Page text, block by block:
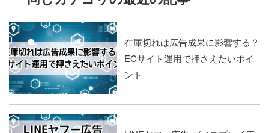
在庫切れは広告成果に影響する？
ECサイト運用で押さえたいポイ
ント